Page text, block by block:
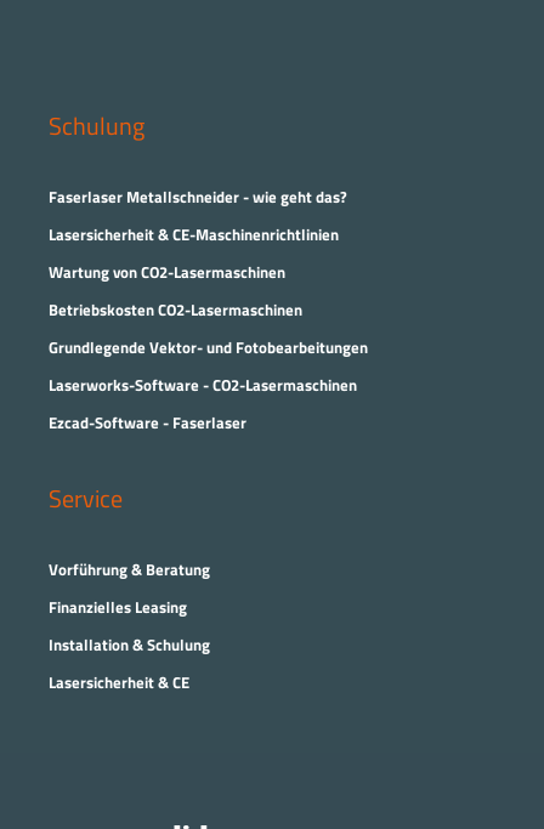
Schulung
Faserlaser Metallschneider - wie geht das?
Lasersicherheit & CE-Maschinenrichtlinien
Wartung von CO2-Lasermaschinen
Betriebskosten CO2-Lasermaschinen
Grundlegende Vektor- und Fotobearbeitungen
Laserworks-Software - CO2-Lasermaschinen
Ezcad-Software - Faserlaser
Service
Vorführung & Beratung
Finanzielles Leasing
Installation & Schulung
Lasersicherheit & CE